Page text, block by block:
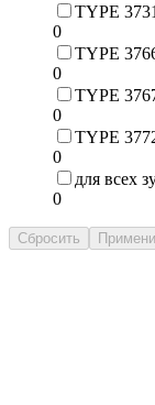
TYPE 3731
0
TYPE
0
TYPE
0
TYPE
0
для всех
0
Сбросить